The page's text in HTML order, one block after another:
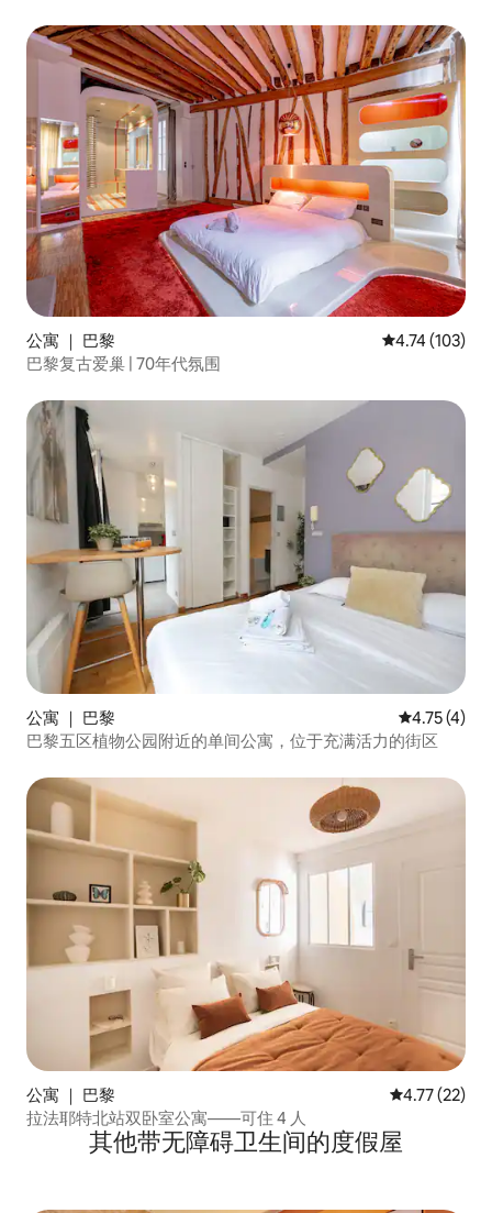
公寓 ｜ 巴黎 平均评分 4.74
4.74 (103)
巴黎复古爱巢 | 70年代氛围
公寓 ｜ 巴黎 平均评分
4.75 (4)
巴黎五区植物公园附近的单间公寓，位于充满活力的街区
公寓 ｜ 巴黎 平均评分
4.77 (22)
拉法耶特北站双卧室公寓——可住 4 人
其他带无障碍卫生间的度假屋